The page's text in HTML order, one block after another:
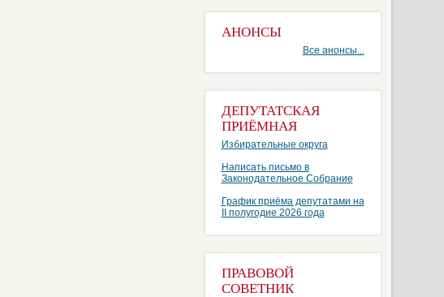
АНОНСЫ
Все анонсы...
ДЕПУТАТСКАЯ
ПРИЁМНАЯ
Избирательные округа
Написать письмо в
Законодательное Собрание
График приёма депутатами на
II полугодие 2026 года
ПРАВОВОЙ
СОВЕТНИК